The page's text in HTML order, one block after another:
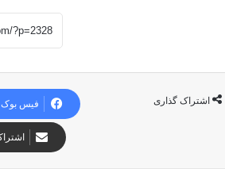
اشتراک گذاری فیس بوک